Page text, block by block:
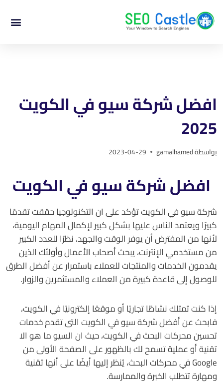
افضل شركة سيو في الكويت
2025
بواسطةgamalhamed
2023-04-29
افضل شركة سيو في الكويت
شركة سيو في الكويت تؤكد على ان التكنولوجيا حققت تقدمًا
كبيرًا ويعتمد الناس عليها بشكل كبير لإكمال المهام اليومية،
لأنها من المفترض أن يوفر الوقت والجهد، نظرًا للعدد الكبير
من مستخدمي الإنترنت، يبحث أصحاب الأعمال وأولئك الذين
يقدمون الخدمات والمنتجات للعملاء باستمرار عن أفضل الطرق
للوصول إلى قاعدة كبيرة من العملاء والمستثمرين والزوار.
إذا كنت تمتلك نشاطًا تجاريًا أو موقعًا إلكترونيًا في الكويت،
فابحث عن أفضل شركة سيو في الكويت التى تقدم خدمات
تحسين محركات البحث في الكويت، حيث ان السيو ما هو الا
تقنية أو عملية تسمح لك بالظهور على الصفحة الأولى من
Google في محركات البحث، يُنظر إليها أيضًا على أنها تقنية
ومهارة تتطلب الخبرة والممارسة.